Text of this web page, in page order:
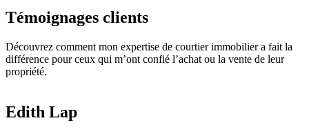
Témoignages clients
Découvrez comment mon expertise de courtier immobilier a fait la
différence pour ceux qui m’ont confié l’achat ou la vente de leur
propriété.
Edith Lap